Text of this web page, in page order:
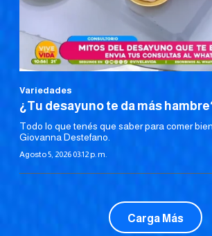
Variedades
¿Tu desayuno te da más
Todo lo que tenés que saber para comer
Giovanna Destefano.
Agosto 5, 2026 03:12 p. m.
Carga Más